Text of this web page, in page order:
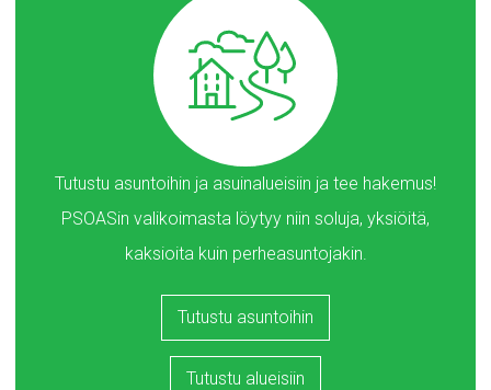
Tutustu asuntoihin ja asuinalueisiin ja tee hakemus!
PSOASin valikoimasta löytyy niin soluja, yksiöitä,
kaksioita kuin perheasuntojakin.
Tutustu asuntoihin
Tutustu alueisiin